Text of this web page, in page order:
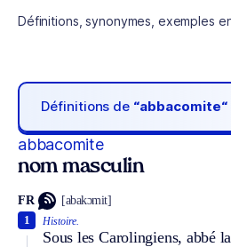
Définitions, synonymes, exemples
Définitions de “abbacomite“
abbacomite
nom masculin
FR [abakɔmit]
Histoire.
Sous les Carolingiens, abbé
1